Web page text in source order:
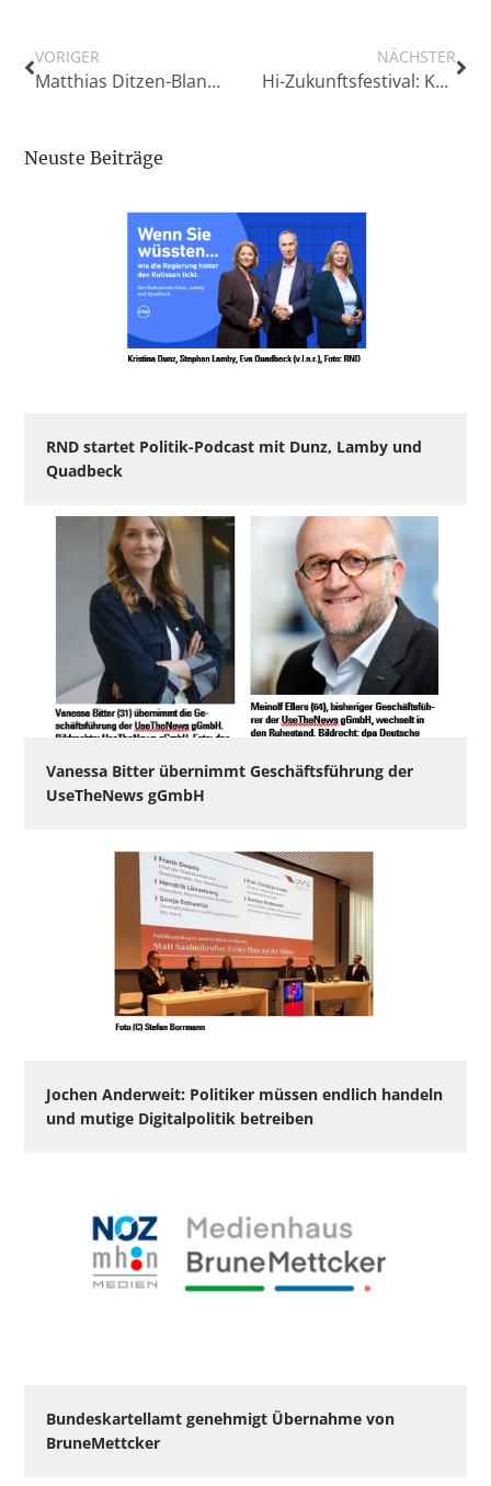
VORIGER
Matthias Ditzen-Blanke zum ENPA-Vizepräsidenten gewählt – Valdo Lehari wird Ehrenpräsident
NÄCHSTER
Hi-Zukunftsfestival: Kontroverse Zukunftsdebatten und gemeinsames Gestalten
Neuste Beiträge
RND startet Politik-Podcast mit Dunz, Lamby und
Quadbeck
Vanessa Bitter übernimmt Geschäftsführung der
UseTheNews gGmbH
Jochen Anderweit: Politiker müssen endlich handeln
und mutige Digitalpolitik betreiben
Bundeskartellamt genehmigt Übernahme von
BruneMettcker